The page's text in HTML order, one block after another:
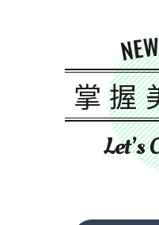
掌握
Let’s